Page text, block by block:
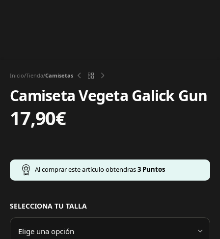
Inicio Tienda Camisetas
Camiseta Vegeta Galick Gun
17,90€
Al comprar este artículo obtendras3 Puntos
SELECCIONA TU TALLA